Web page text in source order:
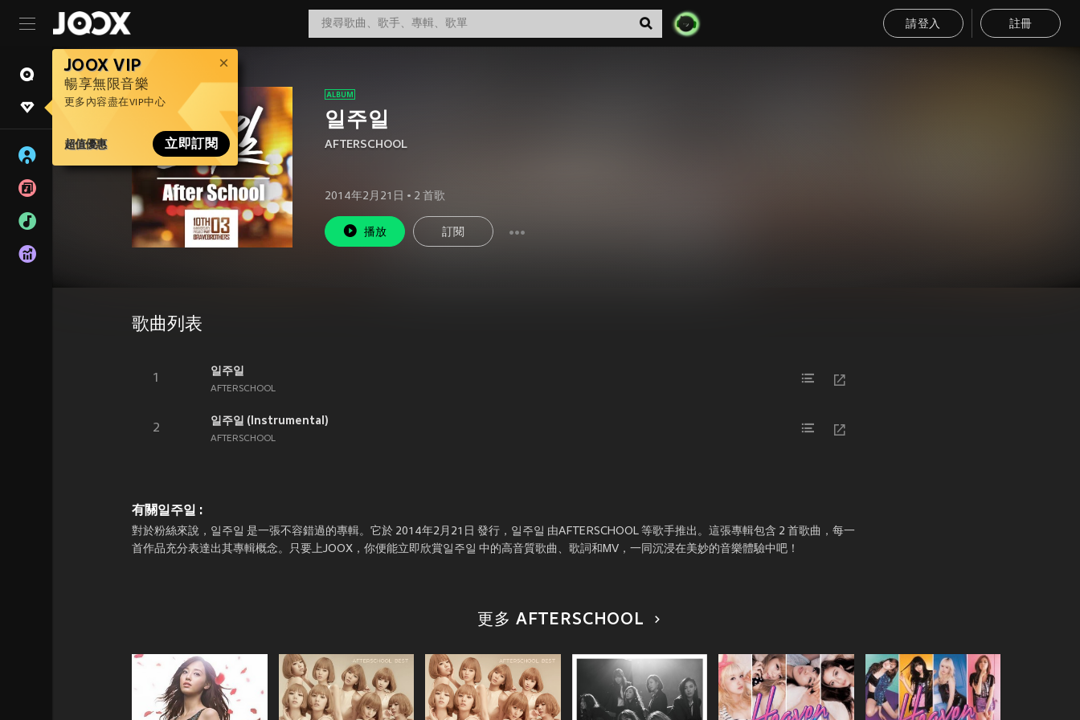
請登入 註冊
JOOX VIP
暢享無限音樂
更多內容盡在VIP中心
超值優惠 立即訂閱
일주일
AFTERSCHOOL
2014年2月21日 • 2 首歌
播放 訂閱
歌曲列表
1
일주일
AFTERSCHOOL
2
일주일 (Instrumental)
AFTERSCHOOL
有關일주일 :
對於粉絲來說，일주일 是一張不容錯過的專輯。它於 2014年2月21日 發行，일주일 由AFTERSCHOOL 等歌手推出。這張專輯包含 2 首歌曲，每一
首作品充分表達出其專輯概念。只要上JOOX，你便能立即欣賞일주일 中的高音質歌曲、歌詞和MV，一同沉浸在美妙的音樂體驗中吧！
更多 AFTERSCHOOL